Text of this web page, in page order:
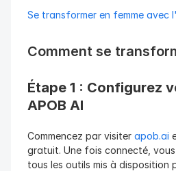
Se transformer en femme avec
Comment se
Étape 1 : Configurez
APOB AI
Commencez par visiter apob.ai
gratuit. Une fois connecté,
tous les outils mis à disposition